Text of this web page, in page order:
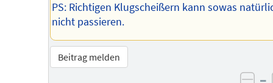
PS: Richtigen Klugscheißern kann sowas
nicht passieren.
Beitrag melden